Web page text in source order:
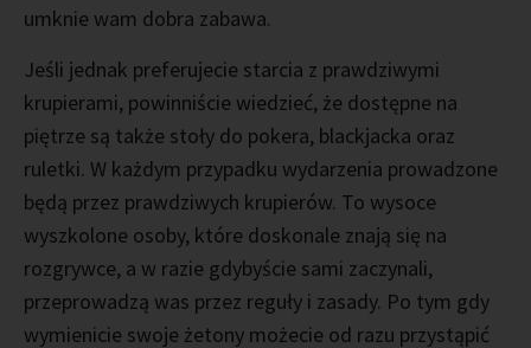
umknie wam dobra zabawa.
Jeśli jednak preferujecie starcia z prawdziwymi
krupierami, powinniście wiedzieć, że dostępne na
piętrze są także stoły do pokera, blackjacka oraz
ruletki. W każdym przypadku wydarzenia prowadzone
będą przez prawdziwych krupierów. To wysoce
wyszkolone osoby, które doskonale znają się na
rozgrywce, a w razie gdybyście sami zaczynali,
przeprowadzą was przez reguły i zasady. Po tym gdy
wymienicie swoje żetony możecie od razu przystąpić